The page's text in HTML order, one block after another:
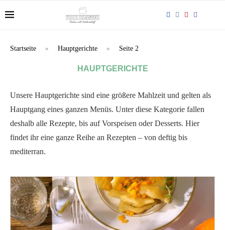
Startseite » Hauptgerichte » Seite 2
HAUPTGERICHTE
Unsere Hauptgerichte sind eine größere Mahlzeit und gelten als
Hauptgang eines ganzen Menüs. Unter diese Kategorie fallen
deshalb alle Rezepte, bis auf Vorspeisen oder Desserts. Hier
findet ihr eine ganze Reihe an Rezepten – von deftig bis
mediterran.